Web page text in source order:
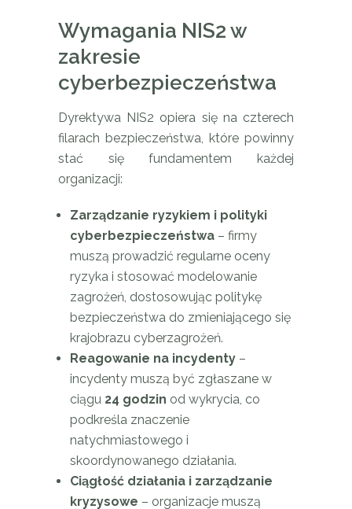
Wymagania NIS2 w
zakresie
cyberbezpieczeństwa
Dyrektywa NIS2 opiera się na czterech
filarach bezpieczeństwa, które powinny
stać się fundamentem każdej
organizacji:
Zarządzanie ryzykiem i polityki
cyberbezpieczeństwa – firmy
muszą prowadzić regularne oceny
ryzyka i stosować modelowanie
zagrożeń, dostosowując politykę
bezpieczeństwa do zmieniającego się
krajobrazu cyberzagrożeń.
Reagowanie na incydenty –
incydenty muszą być zgłaszane w
ciągu 24 godzin od wykrycia, co
podkreśla znaczenie
natychmiastowego i
skoordynowanego działania.
Ciągłość działania i zarządzanie
kryzysowe – organizacje muszą